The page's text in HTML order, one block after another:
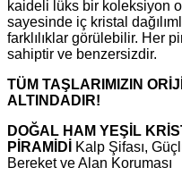
kaideli lüks bir koleksiyon
sayesinde iç kristal
farklılıklar görülebilir. Her
sahiptir ve benzersizdir.
TÜM TAŞLARIMIZIN
ALTINDADIR!
DOĞAL HAM YEŞİL
PİRAMİDİ
Kalp Şifası,
Bereket ve Alan Koruması